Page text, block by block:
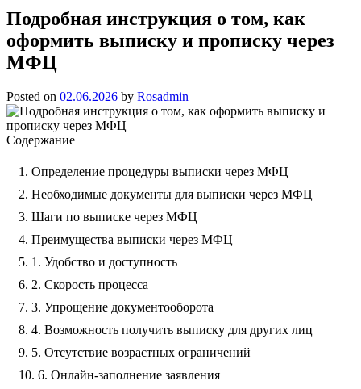
Подробная инструкция о том, как
оформить выписку и прописку через
МФЦ
Posted on 02.06.2026 by Rosadmin
Содержание
Определение процедуры выписки через МФЦ
Необходимые документы для выписки через МФЦ
Шаги по выписке через МФЦ
Преимущества выписки через МФЦ
1. Удобство и доступность
2. Скорость процесса
3. Упрощение документооборота
4. Возможность получить выписку для других лиц
5. Отсутствие возрастных ограничений
6. Онлайн-заполнение заявления